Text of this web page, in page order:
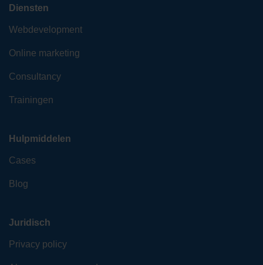
Diensten
Webdevelopment
Online marketing
Consultancy
Trainingen
Hulpmiddelen
Cases
Blog
Juridisch
Privacy policy